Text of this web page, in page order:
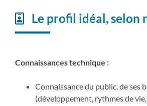
Le profil idéal, selon
Connaissances technique :
Connaissance du public, de ses
(développement, rythmes de